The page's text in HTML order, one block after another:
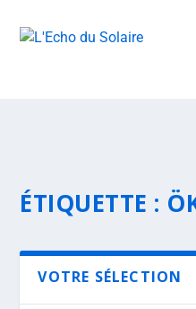
ÉTIQUETTE :
VOTRE SÉLECTION